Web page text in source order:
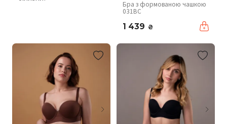
Бра з формованою чашкою
031BC
1 439 ₴